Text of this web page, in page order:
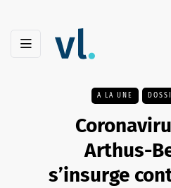
A LA UNE
Arthus-
s’insurge